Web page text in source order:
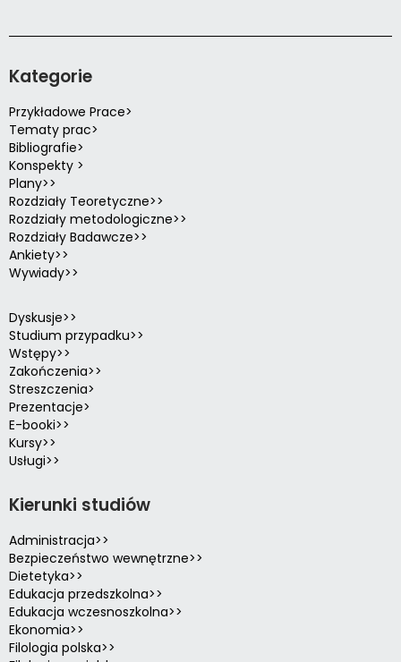
Kategorie
Przykładowe Prace>
Tematy prac>
Bibliografie>
Konspekty >
Plany>>
Rozdziały Teoretyczne>>
Rozdziały metodologiczne>>
Rozdziały Badawcze>>
Ankiety>>
Wywiady>>
Dyskusje>>
Studium przypadku>>
Wstępy>>
Zakończenia>>
Streszczenia>
Prezentacje>
E-booki>>
Kursy>>
Usługi>>
Kierunki studiów
Administracja>>
Bezpieczeństwo wewnętrzne>>
Dietetyka>>
Edukacja przedszkolna>>
Edukacja wczesnoszkolna>>
Ekonomia>>
Filologia polska>>